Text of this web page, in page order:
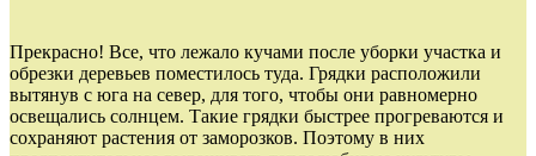
Прекрасно! Все, что лежало кучами после уборки участка и
обрезки деревьев поместилось туда. Грядки расположили
вытянув с юга на север, для того, чтобы они равномерно
освещались солнцем. Такие грядки быстрее прогреваются и
сохраняют растения от заморозков. Поэтому в них